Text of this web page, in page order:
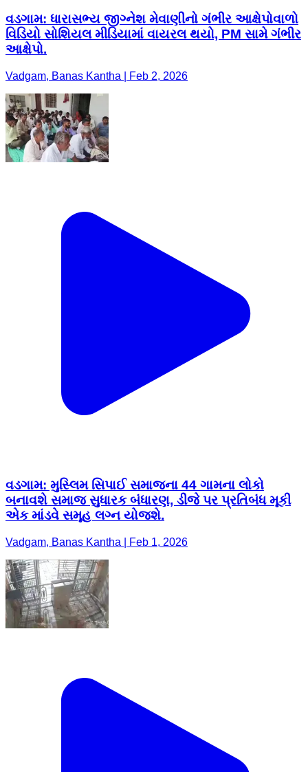
વડગામ: ધારાસભ્ય જીગ્નેશ મેવાણીનો ગંભીર આક્ષેપોવાળો
વિડિયો સોશિયલ મીડિયામાં વાયરલ થયો, PM સામે ગંભીર
આક્ષેપો.
Vadgam, Banas Kantha | Feb 2, 2026
વડગામ: મુસ્લિમ સિપાઈ સમાજના 44 ગામના લોકો
બનાવશે સમાજ સુધારક બંધારણ, ડીજે પર પ્રતિબંધ મૂકી
એક માંડવે સમૂહ લગ્ન યોજશે.
Vadgam, Banas Kantha | Feb 1, 2026